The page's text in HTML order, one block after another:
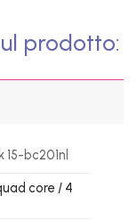
prodotto:
15-bc201nl
core / 4